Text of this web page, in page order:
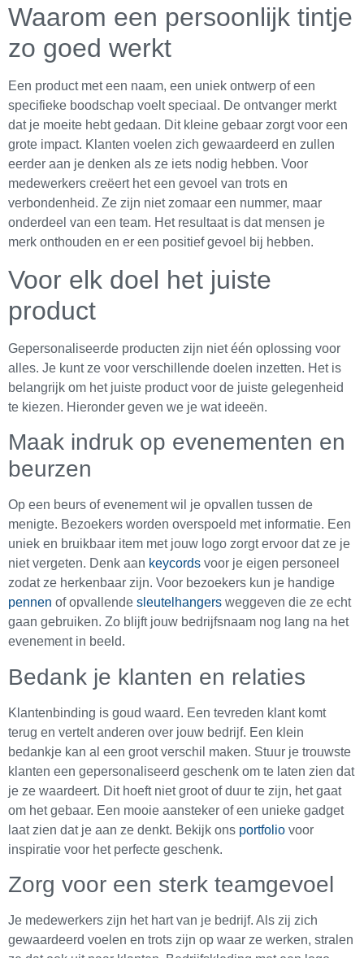
Waarom een persoonlijk tintje
zo goed werkt
Een product met een naam, een uniek ontwerp of een
specifieke boodschap voelt speciaal. De ontvanger merkt
dat je moeite hebt gedaan. Dit kleine gebaar zorgt voor een
grote impact. Klanten voelen zich gewaardeerd en zullen
eerder aan je denken als ze iets nodig hebben. Voor
medewerkers creëert het een gevoel van trots en
verbondenheid. Ze zijn niet zomaar een nummer, maar
onderdeel van een team. Het resultaat is dat mensen je
merk onthouden en er een positief gevoel bij hebben.
Voor elk doel het juiste
product
Gepersonaliseerde producten zijn niet één oplossing voor
alles. Je kunt ze voor verschillende doelen inzetten. Het is
belangrijk om het juiste product voor de juiste gelegenheid
te kiezen. Hieronder geven we je wat ideeën.
Maak indruk op evenementen en
beurzen
Op een beurs of evenement wil je opvallen tussen de
menigte. Bezoekers worden overspoeld met informatie. Een
uniek en bruikbaar item met jouw logo zorgt ervoor dat ze je
niet vergeten. Denk aan keycords voor je eigen personeel
zodat ze herkenbaar zijn. Voor bezoekers kun je handige
pennen of opvallende sleutelhangers weggeven die ze echt
gaan gebruiken. Zo blijft jouw bedrijfsnaam nog lang na het
evenement in beeld.
Bedank je klanten en relaties
Klantenbinding is goud waard. Een tevreden klant komt
terug en vertelt anderen over jouw bedrijf. Een klein
bedankje kan al een groot verschil maken. Stuur je trouwste
klanten een gepersonaliseerd geschenk om te laten zien dat
je ze waardeert. Dit hoeft niet groot of duur te zijn, het gaat
om het gebaar. Een mooie aansteker of een unieke gadget
laat zien dat je aan ze denkt. Bekijk ons portfolio voor
inspiratie voor het perfecte geschenk.
Zorg voor een sterk teamgevoel
Je medewerkers zijn het hart van je bedrijf. Als zij zich
gewaardeerd voelen en trots zijn op waar ze werken, stralen